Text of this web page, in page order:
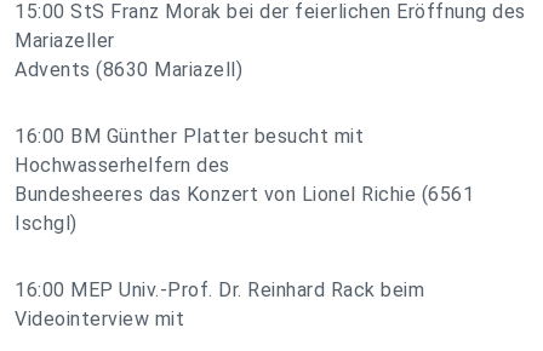
15:00 StS Franz Morak bei der feierlichen Eröffnung des
Mariazeller
Advents (8630 Mariazell)
16:00 BM Günther Platter besucht mit
Hochwasserhelfern des
Bundesheeres das Konzert von Lionel Richie (6561
Ischgl)
16:00 MEP Univ.-Prof. Dr. Reinhard Rack beim
Videointerview mit